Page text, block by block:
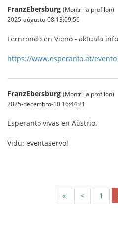
FranzEbersburg (Montri la profilon)
2025-aŭgusto-08 13:09:56
Lernrondo en Vieno - aktuala
https://www.esperanto.at/
FranzEbersburg (Montri la profilon)
2025-decembro-10 16:44:21
Esperanto vivas en Aŭstrio.
Vidu: eventaservo!
« < 1